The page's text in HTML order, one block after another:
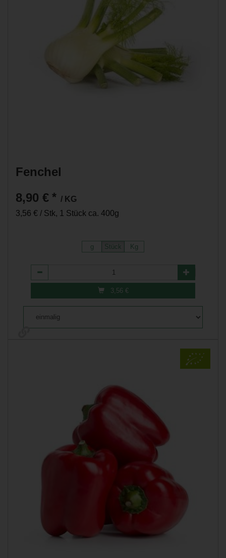
Fenchel
8,90 € * / KG
3,56 € / Stk, 1 Stück ca. 400g
g Stück Kg
Anzahl
3,56 €